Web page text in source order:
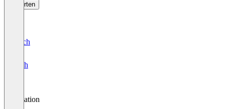
Bewerten
Deutsch
English
Aviation